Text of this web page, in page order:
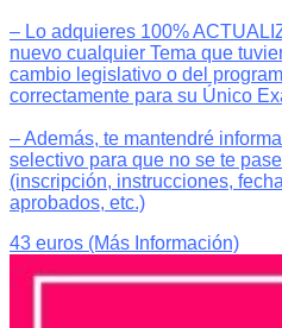
– Lo adquieres 100%
nuevo cualquier Tema que
cambio legislativo o del
correctamente para su Único
– Además, te mantendré
selectivo para que no se te
(inscripción, instrucciones,
aprobados, etc.)
43 euros (Más Información)